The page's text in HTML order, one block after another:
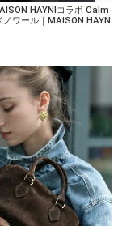
HAYNIコラボ Calm
ワール｜MAISON HAYN